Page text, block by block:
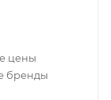
цены
бренды